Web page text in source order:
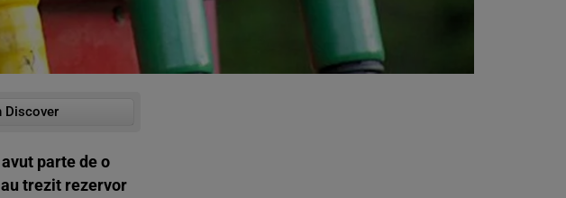
Discover
parte de o
trezit rezervor